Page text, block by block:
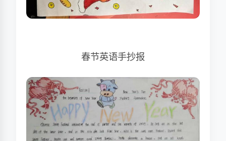
春节英语手抄报